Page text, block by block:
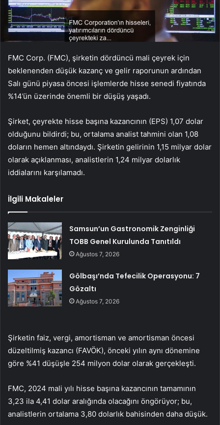
FMC Corp. (FMC), şirketin dördüncü mali çeyrek için
beklenenden düşük kazanç ve gelir raporunun ardından
Salı günü piyasa öncesi işlemlerde hisse senedi fiyatında
%14’ün üzerinde önemli bir düşüş yaşadı.
Şirket, çeyrekte hisse başına kazancının (EPS) 1,07 dolar
olduğunu bildirdi; bu, ortalama analist tahmini olan 1,08
doların hemen altındaydı. Şirketin gelirinin 1,15 milyar dolar
olarak açıklanması, analistlerin 1,24 milyar dolarlık
iddialarını karşılamadı.
İlgili Makaleler
Samsun’un Gastronomik Zenginliği
TOBB Genel Kurulunda Tanıtıldı
Ağustos 7, 2026
Gölbaşı’nda Tefecilik Operasyonu: 7
Gözaltı
Ağustos 7, 2026
Şirketin faiz, vergi, amortisman ve amortisman öncesi
düzeltilmiş kazancı (FAVÖK), önceki yılın aynı dönemine
göre %41 düşüşle 254 milyon dolar olarak gerçekleşti.
FMC, 2024 mali yılı hisse başına kazancının tamamının
3,23 ila 4,41 dolar aralığında olacağını öngörüyor; bu,
analistlerin ortalama 3,80 dolarlık bahisinden daha düşük.